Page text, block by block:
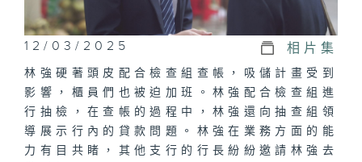
12/03/2025 相片集
林強硬著頭皮配合檢查組查帳，吸儲計畫受到
影響，櫃員們也被迫加班。林強配合檢查組進
行抽檢，在查帳的過程中，林強還向抽查組領
導展示行內的貸款問題。林強在業務方面的能
力有目共睹，其他支行的行長紛紛邀請林強去